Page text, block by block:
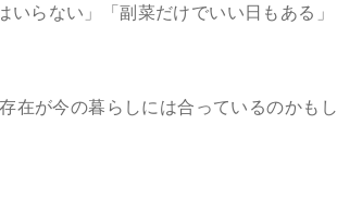
らない」「副菜だけでいい日もある」
在が今の暮らしには合っているのかもし